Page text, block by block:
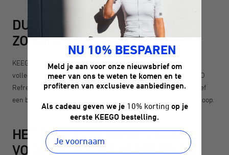
DUURZAAM KERSTCADEAU
ZONDER COMPROMISSEN
KEEGO combineert innovatie met verantwoordelijkheid, want
volledig recyclebaar titanium, productie in Europa en het KEEGO
Refresh-programma maken van oude flessen nieuwe – inclusief
een bedankkorting – en creëren zo een echte, duurzame kringloop.
HET PERFECTE KERSTCADEAU
VOOR SPORTLIEFHEBBERS EN
NU 10% BESPAREN
Meld je aan voor onze nieuwsbrief om
meer van ons te weten te komen en te
profiteren van exclusieve aanbiedingen.
Als cadeau geven we je 10% kortingop je
eerste KEEGO bestelling.